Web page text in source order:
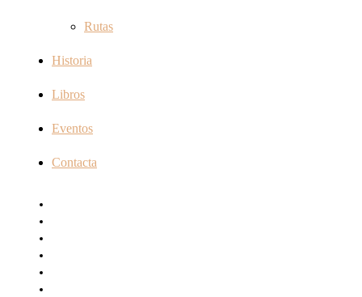
Rutas
Historia
Libros
Eventos
Contacta